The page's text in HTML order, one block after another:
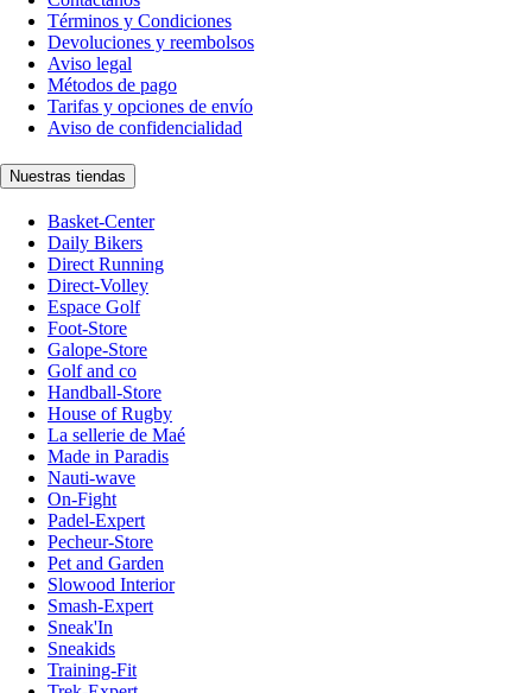
Términos y Condiciones
Devoluciones y reembolsos
Aviso legal
Métodos de pago
Tarifas y opciones de envío
Aviso de confidencialidad
Nuestras tiendas
Basket-Center
Daily Bikers
Direct Running
Direct-Volley
Espace Golf
Foot-Store
Galope-Store
Golf and co
Handball-Store
House of Rugby
La sellerie de Maé
Made in Paradis
Nauti-wave
On-Fight
Padel-Expert
Pecheur-Store
Pet and Garden
Slowood Interior
Smash-Expert
Sneak'In
Sneakids
Training-Fit